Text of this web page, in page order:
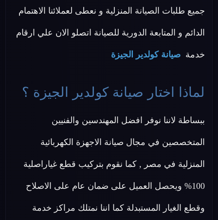
جميع طلبات الصيانة المنزلية و نعطى لعملائنا الاهتمام
الدائم و المتابعة الدورية للصيانة اتصلو الان علي ارقام
خدمة صيانة كولدير الجيزة
لماذا اختار صيانة كولدير الجيزة ؟
ببساطة لاننا نوفر افضل المهندسين والفنيين
المتخصصين في مجال صيانة الاجهزة الكهربائية
المنزلية في مصر , كما نقوم بتركيب قطع غياراصلية
100% ويحصل العميل على ضمان عام على الاصلاح
وقطع الغيار المستبدلة كما اننا نمتلك مراكز خدمة